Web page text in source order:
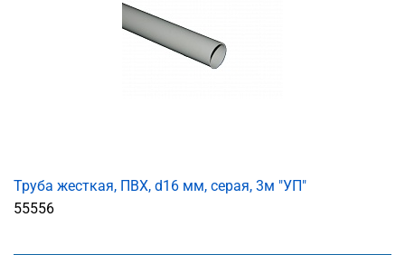
Труба жесткая, ПВХ, d16 мм, серая, 3м "УП"
55556